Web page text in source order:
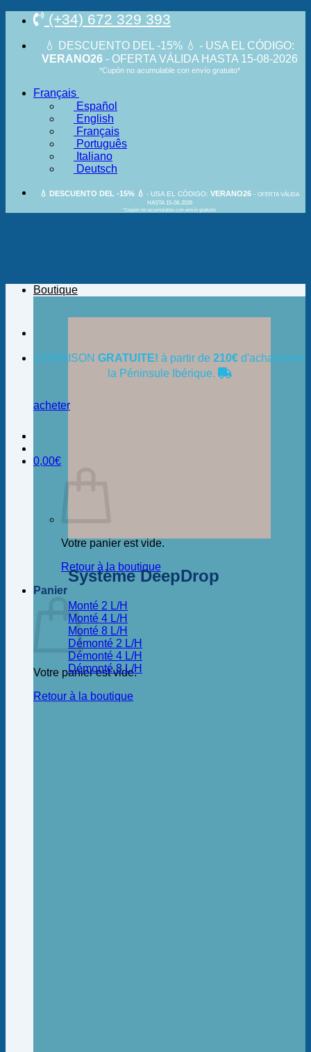
Passer
(+34) 672 329 393
💧 DESCUENTO DEL -15% 💧 - USA EL CÓDIGO:
VERANO26- OFERTA VÁLIDA HASTA 15-08-2026
*Cupón no acumulable con envío gratuito*
Français
Español
English
Français
Português
Italiano
Deutsch
💧 DESCUENTO DEL -15% 💧 - USA EL CÓDIGO: VERANO26 - OFERTA VÁLIDA
HASTA 15-08-2026
*Cupón no acumulable con envío gratuito
LIVRAISON GRATUITE! à partir de 210€ d'achat dans
la Péninsule Ibérique.
acheter
0,00€
Votre panier est vide.
Retour à la boutique
Panier
Votre panier est vide.
Retour à la boutique
Boutique
Système DeepDrop
Monté 2 L/H
Monté 4 L/H
Monté 8 L/H
Démonté 2 L/H
Démonté 4 L/H
Démonté 8 L/H